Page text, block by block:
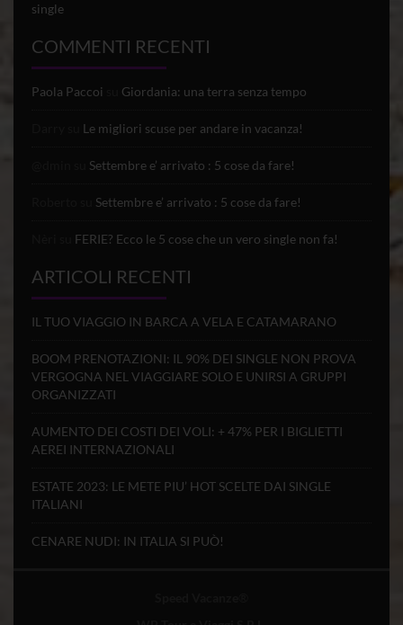
single
COMMENTI RECENTI
Paola Paccoi Giordania: una terra senza tempo
Le migliori scuse per andare in vacanza!
Settembre e’ arrivato : 5 cose da fare!
Settembre e’ arrivato : 5 cose da fare!
FERIE? Ecco le 5 cose che un vero single non fa!
ARTICOLI RECENTI
IL TUO VIAGGIO IN BARCA A VELA E CATAMARANO
BOOM PRENOTAZIONI: IL 90% DEI SINGLE NON PROVA
VERGOGNA NEL VIAGGIARE SOLO E UNIRSI A GRUPPI
ORGANIZZATI
AUMENTO DEI COSTI DEI VOLI: + 47% PER I BIGLIETTI
AEREI INTERNAZIONALI
ESTATE 2023: LE METE PIU’ HOT SCELTE DAI SINGLE
ITALIANI
CENARE NUDI: IN ITALIA SI PUÒ!